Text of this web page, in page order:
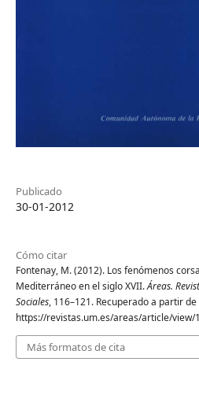
Publicado
30-01-2012
Cómo citar
Fontenay, M. (2012). Los fenómenos
Mediterráneo en el siglo XVII.Áreas.
Sociales, 116–121. Recuperado a partir de
https://revistas.um.es/areas/article/view/
Más formatos de cita